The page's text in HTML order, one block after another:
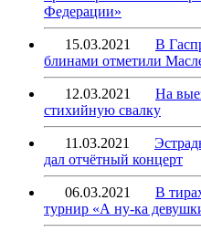
Федерации»
15.03.2021
В
блинами отметили
12.03.2021
На
стихийную свалку
11.03.2021
дал отчётный концерт
06.03.2021
В
турнир «А ну-ка